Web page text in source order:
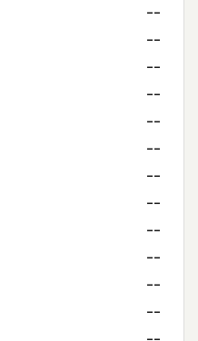
--
--
--
--
--
--
--
--
--
--
--
--